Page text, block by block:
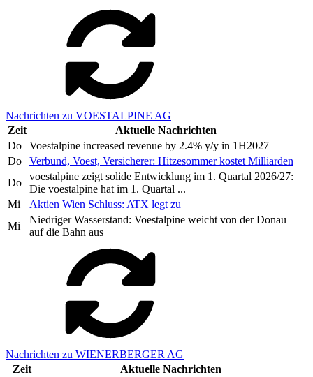
Nachrichten zu VOESTALPINE AG
Zeit
Aktuelle Nachrichten
Do
Voestalpine increased revenue by 2.4% y/y in 1H2027
Do
Verbund, Voest, Versicherer: Hitzesommer kostet Milliarden
Do
voestalpine zeigt solide Entwicklung im 1. Quartal 2026/27:
Die voestalpine hat im 1. Quartal ...
Mi
Aktien Wien Schluss: ATX legt zu
Mi
Niedriger Wasserstand: Voestalpine weicht von der Donau
auf die Bahn aus
Nachrichten zu WIENERBERGER AG
Zeit
Aktuelle Nachrichten